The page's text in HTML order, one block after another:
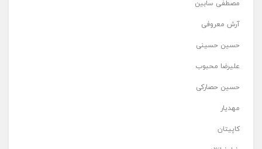
مصطفی سابین
آرش معروفی
حسین حسینی
علیرضا محبوب
حسین حصارکی
مهدیار
کاپیتان